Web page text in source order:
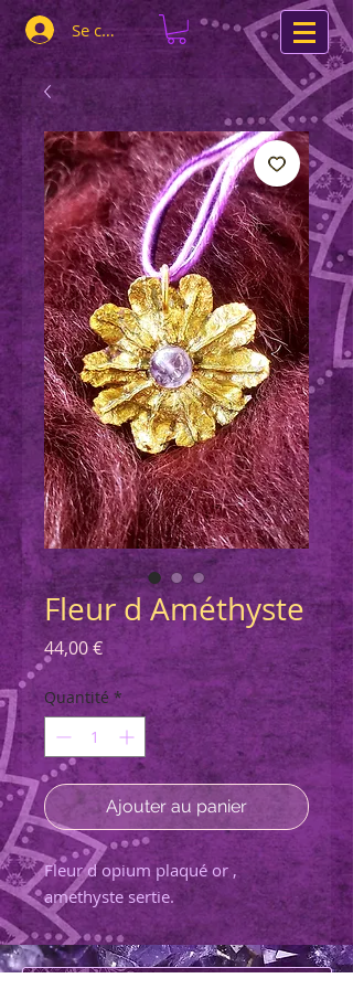
Se connecter
Fleur d Améthyste
44,00 €Prix
Quantité *
Ajouter au panier
Fleur d opium plaqué or ,
amethyste sertie.